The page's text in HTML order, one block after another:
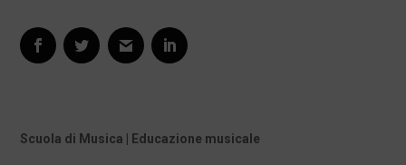
Scuola di Musica | Educazione musicale